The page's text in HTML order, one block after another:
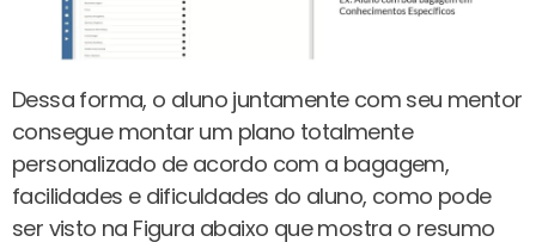
Dessa forma, o aluno juntamente com seu mentor
consegue montar um plano totalmente
personalizado de acordo com a bagagem,
facilidades e dificuldades do aluno, como pode
ser visto na Figura abaixo que mostra o resumo